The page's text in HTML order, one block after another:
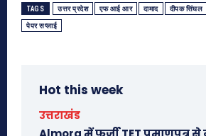
TAGS उत्तर प्रदेश एफ आई आर दामाद दीपक सिंघल
पेपर सप्लाई
Hot this week
उत्तराखंड